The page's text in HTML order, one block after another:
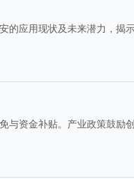
的应用现状及未来潜力，揭
与资金补贴。产业政策鼓励